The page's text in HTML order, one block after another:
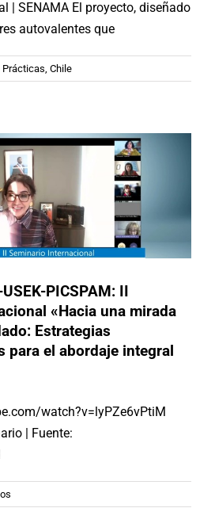
| SENAMA El proyecto, diseñado
autovalentes que
Prácticas, Chile
USEK-PICSPAM: II
«Hacia una
del Cuidado:
Chile Videos
PICSPAM: II
«Hacia una mirada
Estrategias
para el abordaje integral
watch?v=lyPZe6vPtiM
| Fuente: